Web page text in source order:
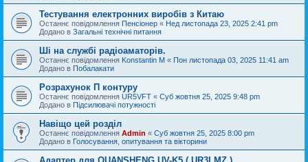
Тестування електронних виробів з Китаю
Останнє повідомлення Пенсіонер « Нед листопада 23, 2025 2:41 pm
Додано в Загальні технічні питання
Ші на службі радіоаматорів.
Останнє повідомлення Konstantin M « Пон листопада 03, 2025 11:41 am
Додано в Побалакати
Розрахунок П контуру
Останнє повідомлення UR5VFT « Суб жовтня 25, 2025 9:48 pm
Додано в Підсилювачі потужності
Навіщо цей розділ
Останнє повідомлення Admin « Суб жовтня 25, 2025 8:00 pm
Додано в Голосування, опитування та вікторини
Адаптер для QUANSHENG UV-K5 ( UR3LMZ )